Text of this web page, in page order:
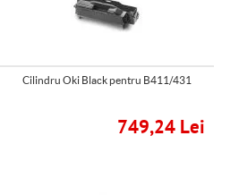
Cilindru Oki Black pentru B411/431
749,24 Lei